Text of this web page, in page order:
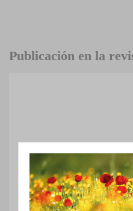
Publicación en la